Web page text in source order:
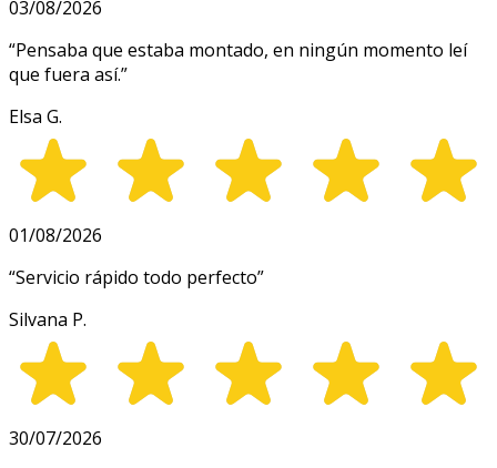
03/08/2026
“Pensaba que estaba montado, en ningún momento leí
que fuera así.”
Elsa G.
01/08/2026
“Servicio rápido todo perfecto”
Silvana P.
30/07/2026